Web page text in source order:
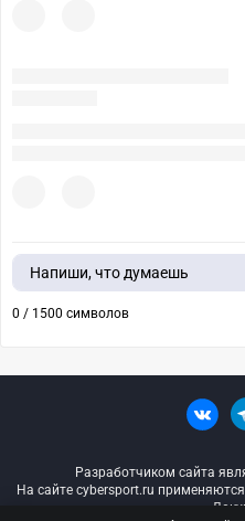
Напиши, что думаешь
0 / 1500 символов
Разработчиком сайта
На сайте cybersport.ru